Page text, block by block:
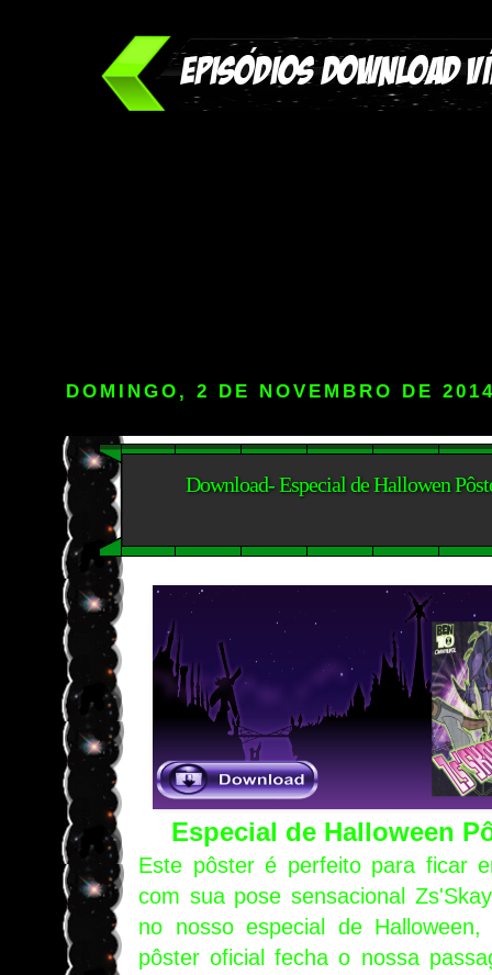
DOMINGO, 2 DE NOVEMBRO DE
Download- Especial de Hallowen
Especial de Halloween
Este pôster é perfeito para ficar
com sua pose sensacional
no nosso especial de
pôster oficial fecha o nossa